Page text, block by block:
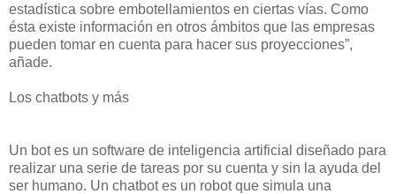
estadística sobre embotellamientos en ciertas vías. Como
ésta existe información en otros ámbitos que las empresas
pueden tomar en cuenta para hacer sus proyecciones”,
añade.
Los chatbots y más
Un bot es un software de inteligencia artificial diseñado para
realizar una serie de tareas por su cuenta y sin la ayuda del
ser humano. Un chatbot es un robot que simula una